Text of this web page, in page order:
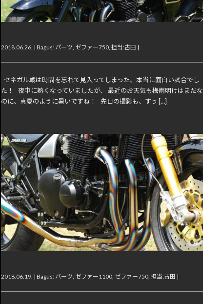
2018.06.26. | Bagus!パーツ, ゼファー750, 担当:古田 |
セネガル戦は時間を忘れて見入ってしまった、本当に面白い試合でし
た！ 夜中に熱くなっていましたが、 最近のお天気も梅雨明けはまだな
のに、真夏のように暑いですね！ 先日の撮影も、すっ […]
2018.06.19. | Bagus!パーツ ゼファー1100 ゼファー750 担当:古田 |